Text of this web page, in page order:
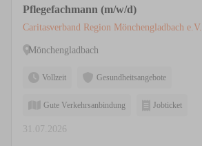
Pflegefachmann (m/w/d)
Caritasverband Region Mönchengladbach e.V.
Mönchengladbach
Vollzeit Gesundheitsangebote
Gute Verkehrsanbindung Jobticket
31.07.2026